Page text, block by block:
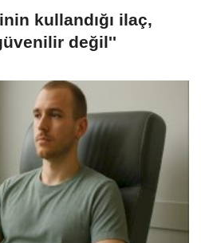
kullandığı ilaç,
değil''